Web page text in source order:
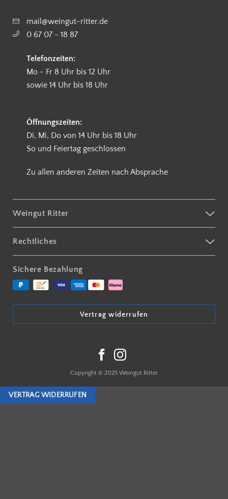
mail@weingut-ritter.de
0 67 07 - 18 87
Telefonzeiten:
Mo - Fr 8 Uhr bis 12 Uhr
sowie 14 Uhr bis 18 Uhr
Öffnungszeiten:
Di, Mi, Do von 14 Uhr bis 18 Uhr
So und Feiertag geschlossen
Zu allen anderen Zeiten nach Absprache
Weingut Ritter
Rechtliches
Sichere Bezahlung
Vertrag widerrufen
Copyright © 2025 Weingut Ritter
VERTRAG WIDERRUFEN